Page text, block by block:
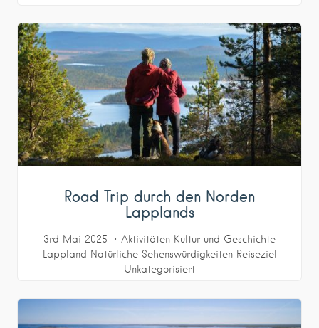
Road Trip durch den Norden
Lapplands
3rd Mai 2025 Aktivitäten Kultur und Geschichte
Lappland Natürliche Sehenswürdigkeiten Reiseziel
Unkategorisiert